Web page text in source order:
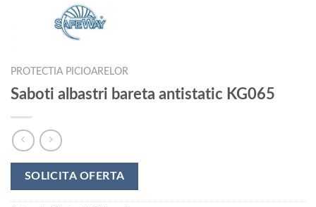
PROTECTIA PICIOARELOR
Saboti albastri bareta antistatic KG065
SOLICITA OFERTA